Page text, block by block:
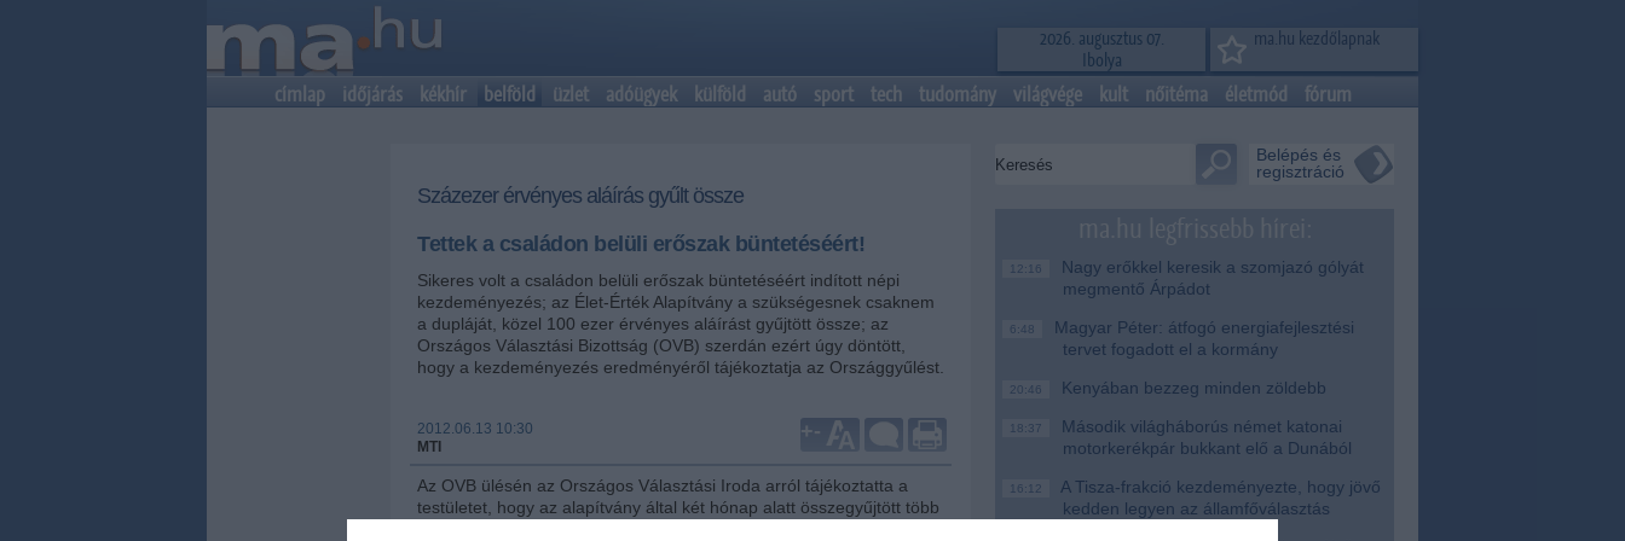
2026. augusztus 07.
Ibolya
ma.hu kezdőlapnak
címlap időjárás kékhír belföld üzlet adóügyek külföld autó sport tech tudomány világvége kult nőitéma életmód fórum
Százezer érvényes aláírás gyűlt össze
Tettek a családon belüli erőszak büntetéséért!
Sikeres volt a családon belüli erőszak büntetéséért indított népi
kezdeményezés; az Élet-Érték Alapítvány a szükségesnek csaknem
a dupláját, közel 100 ezer érvényes aláírást gyűjtött össze; az
Országos Választási Bizottság (OVB) szerdán ezért úgy döntött,
hogy a kezdeményezés eredményéről tájékoztatja az Országgyűlést.
2012.06.13 10:30
MTI
+-
Az OVB ülésén az Országos Választási Iroda arról tájékoztatta a
testületet, hogy az alapítvány által két hónap alatt összegyűjtött több
Belépés és
regisztráció
12:16
Nagy erőkkel keresik a szomjazó gólyát
megmentő Árpádot
6:48
Magyar Péter: átfogó energiafejlesztési
tervet fogadott el a kormány
20:46 Kenyában bezzeg minden zöldebb
18:37
Második világháborús német katonai
motorkerékpár bukkant elő a Dunából
16:12
A Tisza-frakció kezdeményezte, hogy jövő
kedden legyen az államfőválasztás